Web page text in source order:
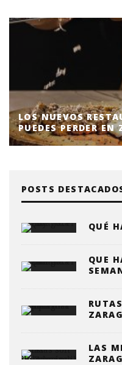
LOS NUEVOS
PUEDES PERDER EN
POSTS
QUÉ
QUE
LAS